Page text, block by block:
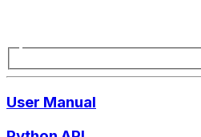
User Manual